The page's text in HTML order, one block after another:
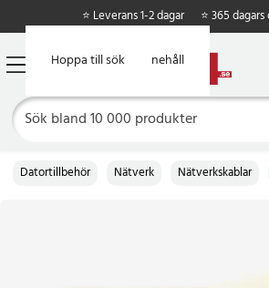
Hoppa till huvudinnehåll
Hoppa till sök
⭐ Leverans 1-2 dagar ⭐ 365
Datortillbehör Nätverk Nätverkskablar